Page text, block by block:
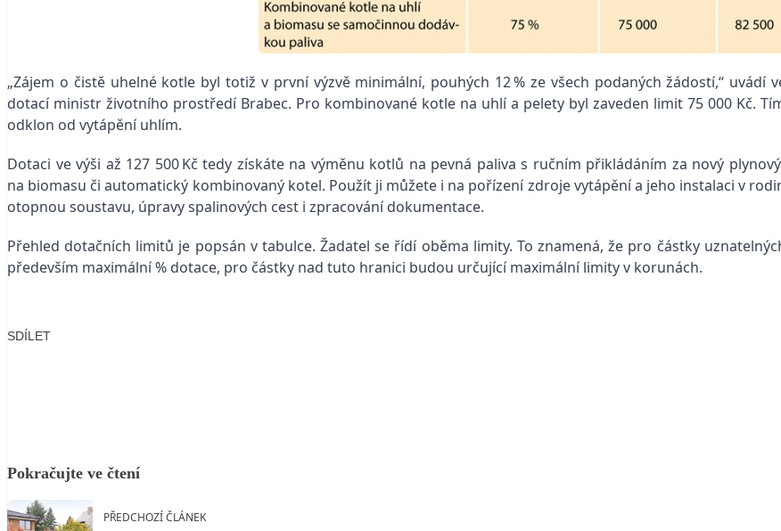
„Zájem o čistě uhelné kotle byl totiž v první výzvě minimální, pouhých 12 % ze všech podaných žádostí,“
dotací ministr životního prostředí Brabec. Pro kombinované kotle na uhlí a pelety byl zaveden limit 75 000 Kč.
odklon od vytápění uhlím.
Dotaci ve výši až 127 500 Kč tedy získáte na výměnu kotlů na pevná paliva s ručním přikládáním za nový
na biomasu či automatický kombinovaný kotel. Použít ji můžete i na pořízení zdroje vytápění a jeho instalaci v
otopnou soustavu, úpravy spalinových cest i zpracování dokumentace.
Přehled dotačních limitů je popsán v tabulce. Žadatel se řídí oběma limity. To znamená, že pro částky
především maximální % dotace, pro částky nad tuto hranici budou určující maximální limity v korunách.
SDÍLET
Pokračujte ve čtení
PŘEDCHOZÍ ČLÁNEK